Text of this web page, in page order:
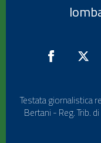
Testata giornalistica
Bertani - Reg. Trib.